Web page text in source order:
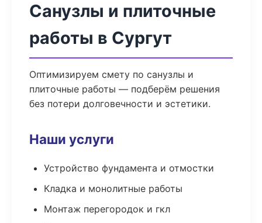
Санузлы и плиточные
работы в Сургут
Оптимизируем смету по санузлы и
плиточные работы — подберём решения
без потери долговечности и эстетики.
Наши услуги
Устройство фундамента и отмостки
Кладка и монолитные работы
Монтаж перегородок и гкл